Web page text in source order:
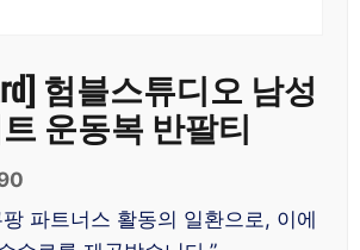
험블스튜디오 남성
운동복 반팔티
파트너스 활동의 일환으로, 이에